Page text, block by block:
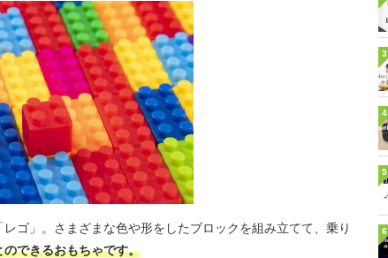
ゴ」。さまざまな色や形をしたブロックを組み立てて、乗り
できるおもちゃです。
3
4
5
6